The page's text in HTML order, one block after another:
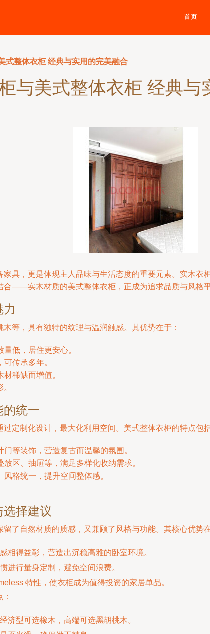
首页
式整体衣柜 经典与实用的完美融合
与美式整体衣柜 经典与
具，更是体现主人品味与生活态度的重要元素。实木衣
——实木材质的美式整体衣柜，正成为追求品质与风格
等，具有独特的纹理与温润触感。其优势在于：
低，居住更安心。
传承多年。
稀缺而增值。
统一
定制化设计，最大化利用空间。美式整体衣柜的特点包括
等装饰，营造复古而温馨的氛围。
区、抽屉等，满足多样化收纳需求。
格统一，提升空间整体感。
择建议
了自然材质的质感，又兼顾了风格与功能。其核心优势
相得益彰，营造出沉稳高雅的卧室环境。
进行量身定制，避免空间浪费。
特性，使衣柜成为值得投资的家居单品。
济型可选橡木，高端可选黑胡桃木。